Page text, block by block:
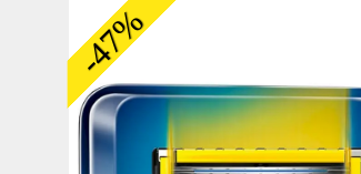
-47%